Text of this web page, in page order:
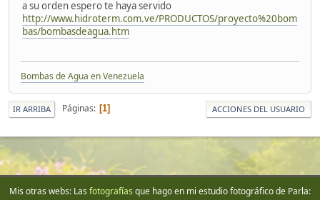
a su orden espero te haya servido
http://www.hidroterm.com.ve/PRODUCTOS/proyecto%20bom
bas/bombasdeagua.htm
Bombas de Agua en Venezuela
IR ARRIBA Páginas 1 ACCIONES DEL USUARIO
Mis otras webs: Las fotografías que hago en mi estudio fotográfico de Parla: